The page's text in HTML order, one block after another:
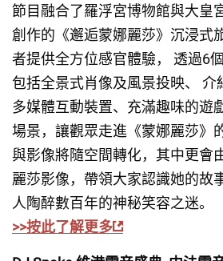
節目融合了羅浮宮博物館與大皇
創作的《邂逅蒙娜麗莎》沉浸式
者提供全方位感官體驗， 透過6
包括全景式肖像及風景投映、 介
多媒體互動裝置、充滿趣味的遊
場景，讓觀眾走進《蒙娜麗莎》
與影像將隨空間轉化，其中更會
麗莎影像，帶領大家認識她的故
人陶醉數百年的神秘笑容之迷。
>>按此了解更多